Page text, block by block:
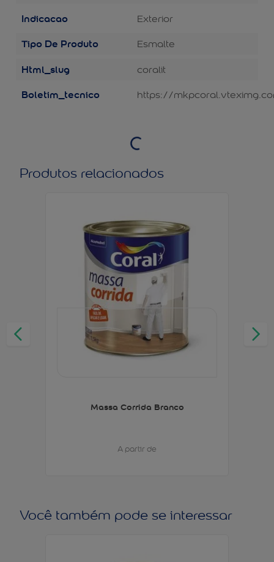
Indicacao Exterior
Tipo De Produto Esmalte
Html_slug coralit
Boletim_tecnico https://
Produtos relacionados
Massa Corrida Branco
A partir de
Você também pode se interessar